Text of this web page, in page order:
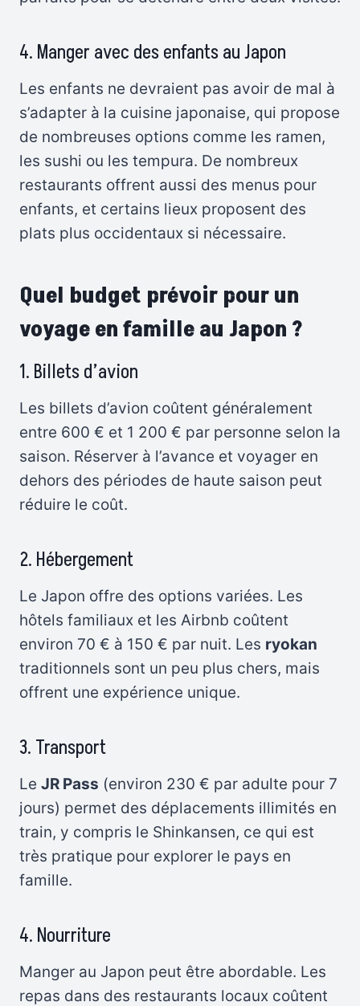
4. Manger avec des enfants au Japon
Les enfants ne devraient pas avoir de mal à
s’adapter à la cuisine japonaise, qui propose
de nombreuses options comme les ramen,
les sushi ou les tempura. De nombreux
restaurants offrent aussi des menus pour
enfants, et certains lieux proposent des
plats plus occidentaux si nécessaire.
Quel budget prévoir pour un
voyage en famille au Japon ?
1. Billets d’avion
Les billets d’avion coûtent généralement
entre 600 € et 1 200 € par personne selon la
saison. Réserver à l’avance et voyager en
dehors des périodes de haute saison peut
réduire le coût.
2. Hébergement
Le Japon offre des options variées. Les
hôtels familiaux et les Airbnb coûtent
environ 70 € à 150 € par nuit. Les ryokan
traditionnels sont un peu plus chers, mais
offrent une expérience unique.
3. Transport
Le JR Pass (environ 230 € par adulte pour 7
jours) permet des déplacements illimités en
train, y compris le Shinkansen, ce qui est
très pratique pour explorer le pays en
famille.
4. Nourriture
Manger au Japon peut être abordable. Les
repas dans des restaurants locaux coûtent